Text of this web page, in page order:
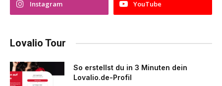
Instagram YouTube
Lovalio Tour
So erstellst du in 3 Minuten dein
Lovalio.de-Profil